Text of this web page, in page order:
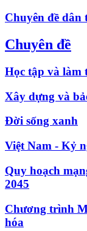
Chuyên đề dân
Chuyên đề
Học tập và làm
Xây dựng và
Đời sống xanh
Việt Nam - Kỷ
Quy hoạch
2045
Chương trình
hóa